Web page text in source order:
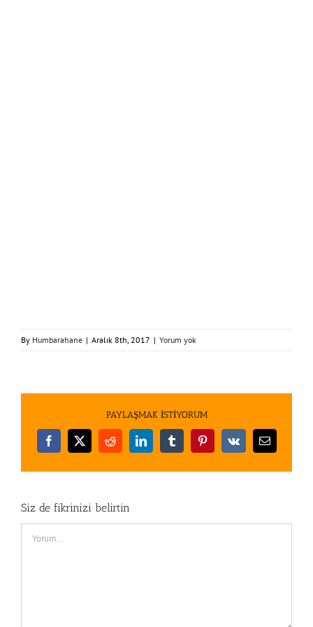
By Humbarahane | Aralık 8th, 2017 | Yorum yok
PAYLAŞMAK İSTİYORUM
Facebook
X RedditLinkedInTumblrPinterest
Vk
E-
Siz de fikrinizi belirtin